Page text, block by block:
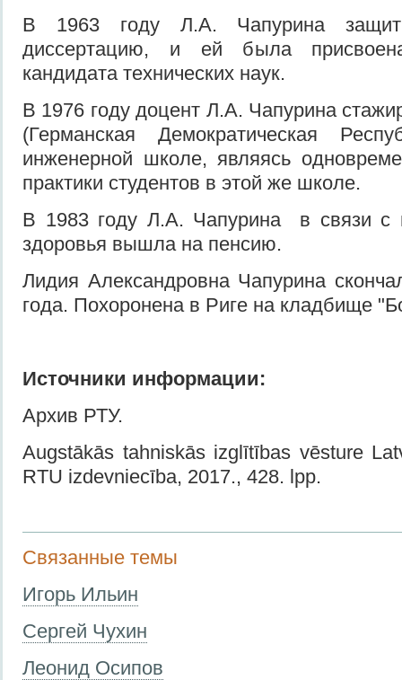
В 1963 году Л.А. Чапурина
диссертацию, и ей была
кандидата технических наук.
В 1976 году доцент Л.А. Чапурина
(Германская Демократическая
инженерной школе, являясь
практики студентов в этой же школе.
В 1983 году Л.А. Чапурина в связи с
здоровья вышла на пенсию.
Лидия Александровна Чапурина
года. Похоронена в Риге на кладбище
Источники информации:
Архив РТУ.
Augstākās tahniskās izglītības vēsture
RTU izdevniecība, 2017., 428. lpp.
Связанные темы
Игорь Ильин
Сергей Чухин
Леонид Осипов